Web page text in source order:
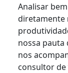
Analisar
diretamente
nossa pauta
nos
consultor de